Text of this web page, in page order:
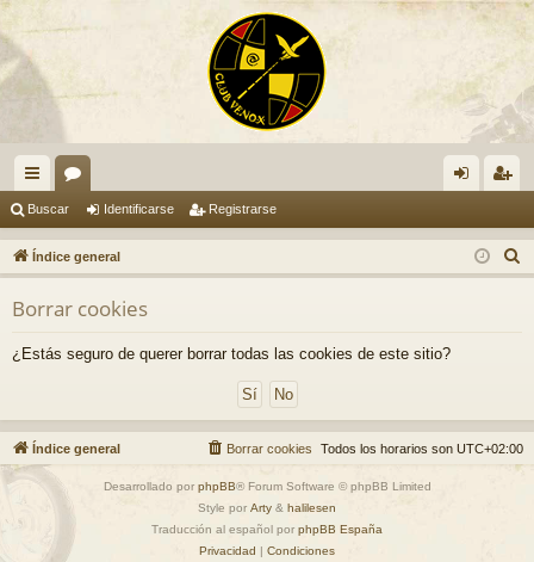
nl
ac
es
rá
pi
s
or
os nti
fic
ist
ra
Buscar Identificarse Registrarse
Índice general
u
Borrar cookies
¿Estás seguro de querer borrar todas las cookies de este sitio?
Índice general Todos los horarios son UTC+02:00
Borrar cookies
Desarrollado por phpBB® Forum Software © phpBB Limited
Style por Arty & halilesen
Traducción al español por phpBB España
Privacidad | Condiciones